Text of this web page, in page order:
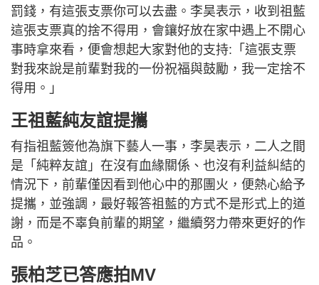
罰錢，有這張支票你可以去盡。李昊表示，收到祖藍
這張支票真的捨不得用，會鑲好放在家中遇上不開心
事時拿來看，便會想起大家對他的支持:「這張支票
對我來說是前輩對我的一份祝福與鼓勵，我一定捨不
得用。」
王祖藍純友誼提攜
有指祖藍簽他為旗下藝人一事，李昊表示，二人之間
是「純粹友誼」在沒有血緣關係、也沒有利益糾結的
情況下，前輩僅因看到他心中的那團火，便熱心給予
提攜，並強調，最好報答祖藍的方式不是形式上的道
謝，而是不辜負前輩的期望，繼續努力帶來更好的作
品。
張柏芝已答應拍MV